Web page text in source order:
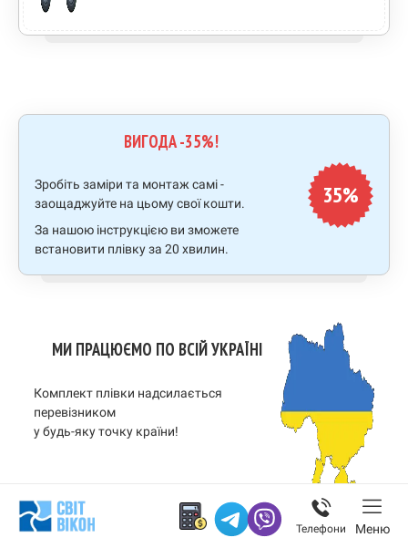
Телефони Меню
ВИГОДА -35%!
Зробіть заміри та монтаж самі -
заощаджуйте на цьому свої кошти.
За нашою інструкцією ви зможете
встановити плівку за 20 хвилин.
35%
МИ ПРАЦЮЄМО ПО ВСІЙ УКРАЇНІ
Комплект плівки надсилається
перевізником
у будь-яку точку країни!